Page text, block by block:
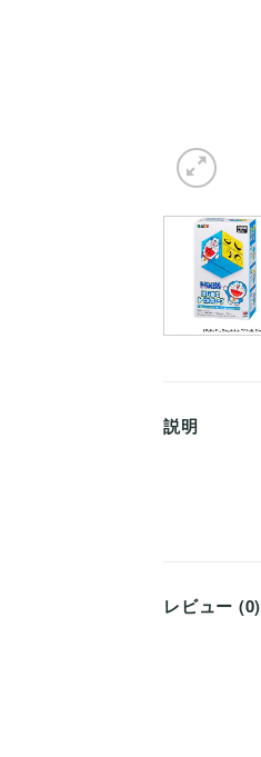
説明
レビュー (0)